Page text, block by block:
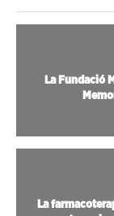
La Fundació
La